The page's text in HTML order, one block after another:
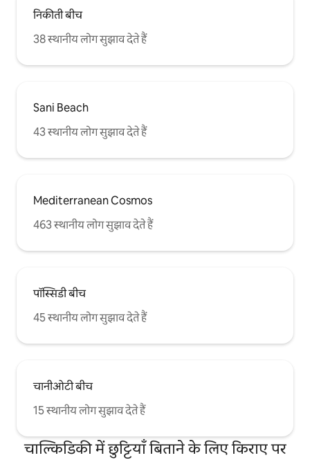
निकीती बीच
38 स्थानीय लोग सुझाव देते हैं
Sani Beach
43 स्थानीय लोग सुझाव देते हैं
Mediterranean Cosmos
463 स्थानीय लोग सुझाव देते हैं
पॉस्सिडी बीच
45 स्थानीय लोग सुझाव देते हैं
चानीओटी बीच
15 स्थानीय लोग सुझाव देते हैं
चाल्किडिकी में छुट्टियाँ बिताने के लिए किराए पर